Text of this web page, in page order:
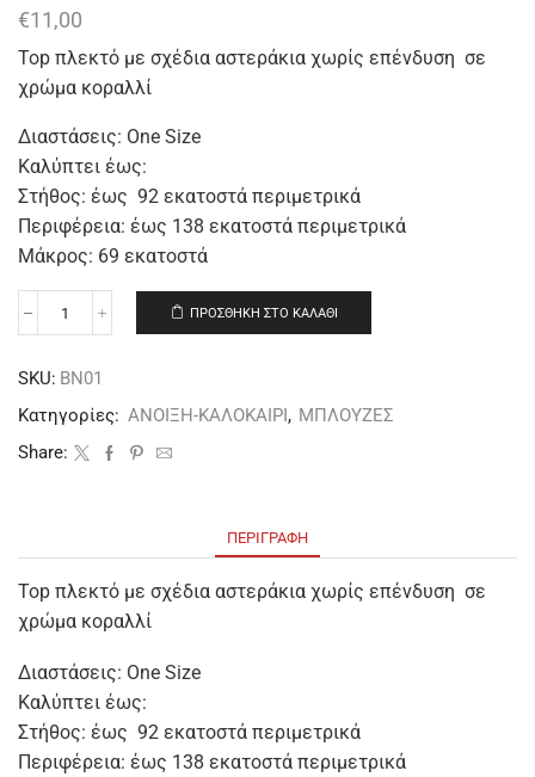
€11,00
Top πλεκτό με σχέδια αστεράκια χωρίς επένδυση σε
χρώμα κοραλλί
Διαστάσεις: One Size
Καλύπτει έως:
Στήθος: έως 92 εκατοστά περιμετρικά
Περιφέρεια: έως 138 εκατοστά περιμετρικά
Μάκρος: 69 εκατοστά
ΠΡΟΣΘΉΚΗ ΣΤΟ ΚΑΛΆΘΙ
SKU: BN01
Κατηγορίες: ΑΝΟΙΞΗ-ΚΑΛΟΚΑΙΡΙ, ΜΠΛΟΥΖΕΣ
Share:
ΠΕΡΙΓΡΑΦΉ
Top πλεκτό με σχέδια αστεράκια χωρίς επένδυση σε
χρώμα κοραλλί
Διαστάσεις: One Size
Καλύπτει έως:
Στήθος: έως 92 εκατοστά περιμετρικά
Περιφέρεια: έως 138 εκατοστά περιμετρικά